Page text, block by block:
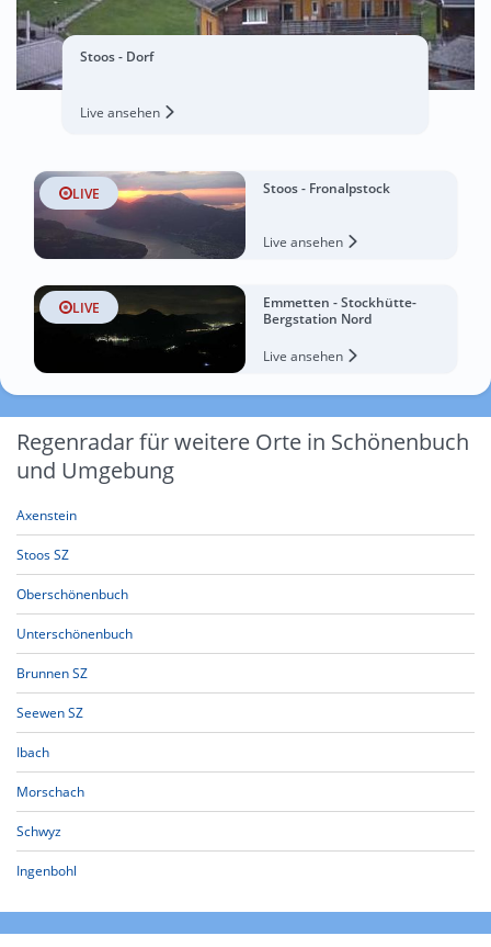
Stoos - Dorf
Live ansehen
LIVE Stoos - Fronalpstock
Live ansehen
LIVE
Emmetten - Stockhütte-
Bergstation Nord
Live ansehen
Regenradar für weitere Orte in Schönenbuch
und Umgebung
Axenstein
Stoos SZ
Oberschönenbuch
Unterschönenbuch
Brunnen SZ
Seewen SZ
Ibach
Morschach
Schwyz
Ingenbohl